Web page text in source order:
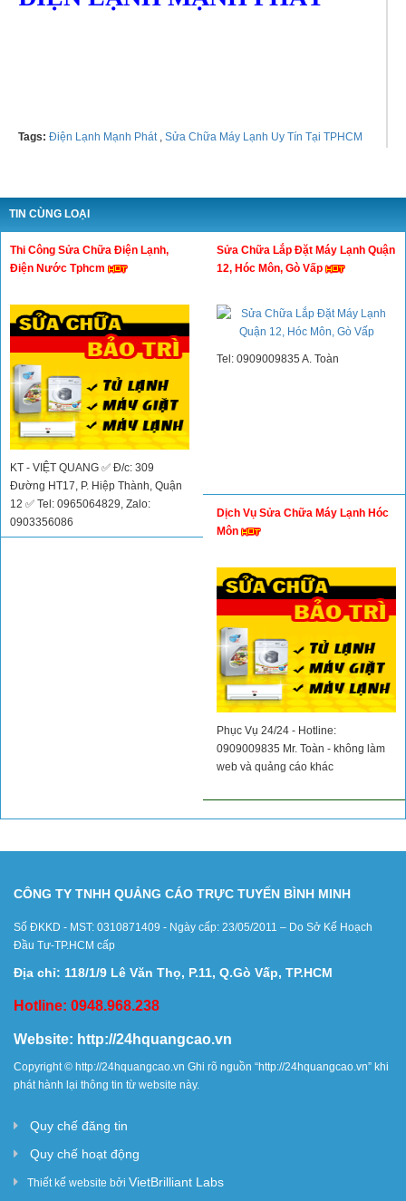
Tags: Điện Lạnh Mạnh Phát, Sửa Chữa Máy Lạnh Uy Tín Tại TPHCM
TIN CÙNG LOẠI
Thi Công Sửa Chữa Điện Lạnh,
Điện Nước Tphcm
KT - VIỆT QUANG ✅ Đ/c: 309
Đường HT17, P. Hiệp Thành, Quận
12 ✅ Tel: 0965064829, Zalo:
0903356086
Sửa Chữa Lắp Đặt Máy Lạnh Quận
12, Hóc Môn, Gò Vấp
Tel: 0909009835 A. Toàn
Dịch Vụ Sửa Chữa Máy Lạnh Hóc
Môn
Phục Vụ 24/24 - Hotline:
0909009835 Mr. Toàn - không làm
web và quảng cáo khác
CÔNG TY TNHH QUẢNG CÁO TRỰC TUYẾN BÌNH MINH
Số ĐKKD - MST: 0310871409 - Ngày cấp: 23/05/2011 – Do Sở Kế Hoạch
Đầu Tư-TP.HCM cấp
Địa chỉ: 118/1/9 Lê Văn Thọ, P.11, Q.Gò Vấp, TP.HCM
Hotline: 0948.968.238
Website: http://24hquangcao.vn
Copyright © http://24hquangcao.vn Ghi rõ nguồn “http://24hquangcao.vn” khi
phát hành lại thông tin từ website này.
Quy chế đăng tin
Quy chế hoạt động
Thiết kế website bởi VietBrilliant Labs